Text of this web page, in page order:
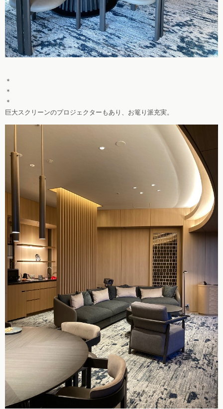
＊
＊
＊
巨大スクリーンのプロジェクターもあり、お篭り派充実。